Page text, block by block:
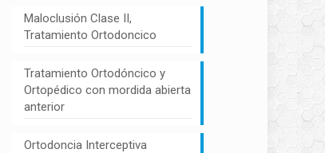
Maloclusión Clase II,
Tratamiento Ortodoncico
Tratamiento Ortodóncico y
Ortopédico con mordida abierta
anterior
Ortodoncia Interceptiva